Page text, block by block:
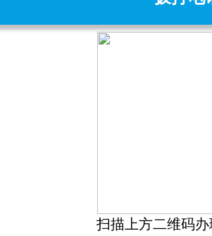
扫描上方二维码